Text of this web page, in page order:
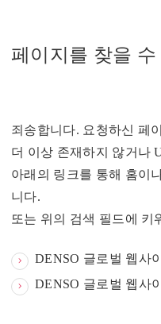
페이지를 찾을 수
죄송합니다. 요청하신 페
더 이상 존재하지 않거나
아래의 링크를 통해 홈이
니다.
또는 위의 검색 필드에 키
DENSO 글로벌 웹사
DENSO 글로벌 웹사